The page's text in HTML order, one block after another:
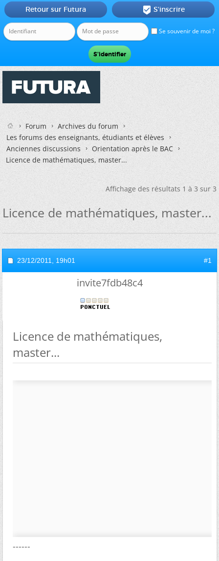
Se souvenir de moi ?
Retour sur Futura  S'inscrire
Forum
Archives du forum
Les forums des enseignants, étudiants et élèves
Anciennes discussions
Orientation après le BAC
Licence de mathématiques, master...
Affichage des résultats 1 à 3 sur 3
Licence de mathématiques, master...
23/12/2011, 19h01 #1
invite7fdb48c4
Licence de mathématiques,
master...
------